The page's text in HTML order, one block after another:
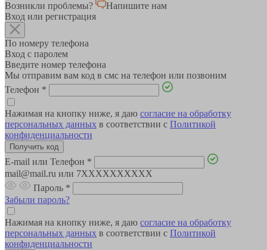
Возникли проблемы?
Напишите нам
Вход или регистрация
По номеру телефона
Вход с паролем
Введите номер телефона
Мы отправим вам код в смс на телефон или позвоним
Телефон *
Нажимая на кнопку ниже, я даю согласие на обработку
персональных данных в соответствии с Политикой
конфиденциальности
E-mail или Телефон *
mail@mail.ru или 7XXXXXXXXXX
Пароль *
Забыли пароль?
Нажимая на кнопку ниже, я даю согласие на обработку
персональных данных в соответствии с Политикой
конфиденциальности